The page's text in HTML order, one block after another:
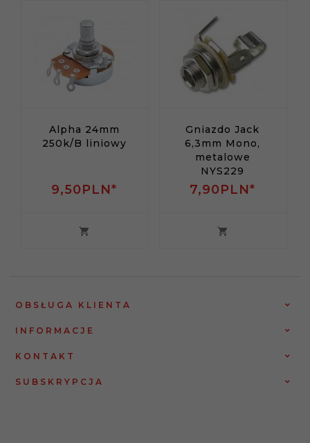
Alpha 24mm
250k/B liniowy
9,50PLN*
Gniazdo Jack
6,3mm Mono,
metalowe
NYS229
7,90PLN*
OBSŁUGA KLIENTA
INFORMACJE
KONTAKT
SUBSKRYPCJA